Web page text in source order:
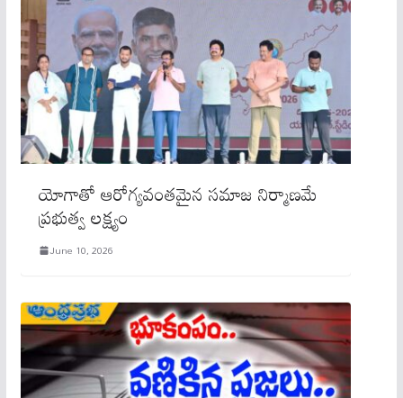
యోగాతో ఆరోగ్యవంతమైన సమాజ నిర్మాణమే
ప్రభుత్వ లక్ష్యం
June 10, 2026